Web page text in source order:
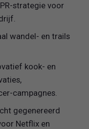
strategie voor
wandel- en trails
kook- en
campagnes.
gegenereerd
Netflix en